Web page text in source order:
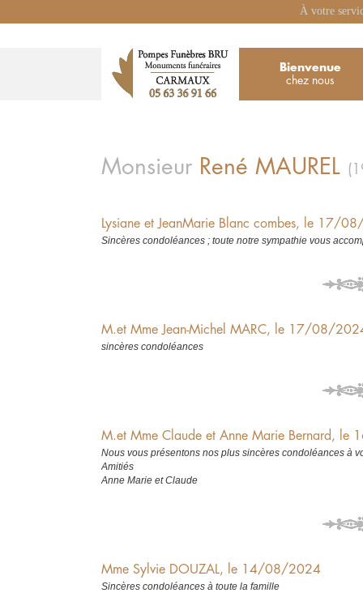
À votre
Bienvenue
chez nous
Monsieur René MAUREL
Lysiane et JeanMarie Blanc combes, le 17/
Sincères condoléances ; toute notre sympathie vous
M.et Mme Jean-Michel MARC, le 17/08/
sincères condoléances
M.et Mme Claude et Anne Marie Bernard,
Nous vous présentons nos plus sincères condoléances à
Amitiés
Anne Marie et Claude
Mme Sylvie DOUZAL, le 14/08/2024
Sincères condoléances à toute la famille